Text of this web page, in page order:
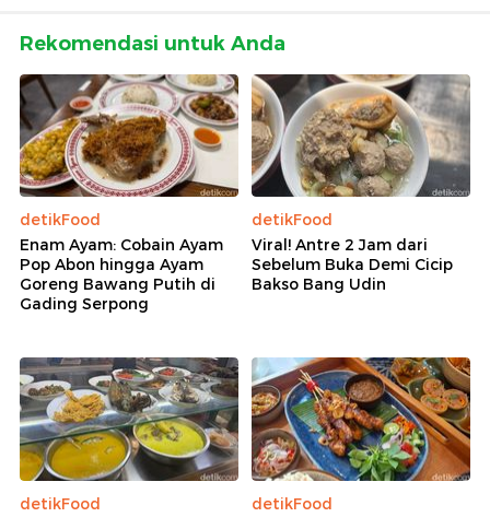
Rekomendasi untuk Anda
detikFood
Enam Ayam: Cobain Ayam
Pop Abon hingga Ayam
Goreng Bawang Putih di
Gading Serpong
detikFood
Viral! Antre 2 Jam dari
Sebelum Buka Demi Cicip
Bakso Bang Udin
detikFood
detikFood